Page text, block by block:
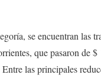
se encuentran las
que pasaron de
las principales